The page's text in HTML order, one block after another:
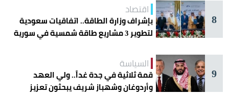
8
اقتصاد
بإشراف وزارة الطاقة.. اتفاقيات سعودية
لتطوير 3 مشاريع طاقة شمسية في سورية
9
السياسة
قمة ثلاثية في جدة غداً.. ولي العهد
وأردوغان وشهباز شريف يبحثون تعزيز